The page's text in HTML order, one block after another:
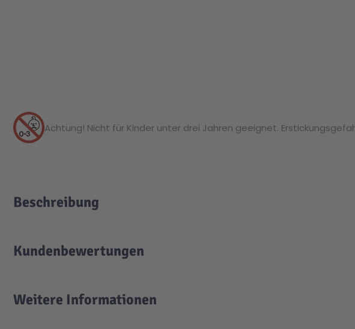
Achtung! Nicht für Kinder unter drei Jahren geeignet.
Beschreibung
Kundenbewertungen
Weitere Informationen